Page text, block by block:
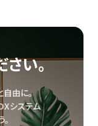
い。
自由に。
システム